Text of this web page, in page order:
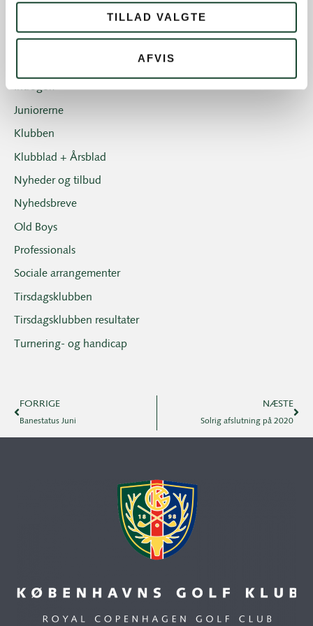
TILLAD VALGTE
AFVIS
Hus- og restauration
Introgolf
Juniorerne
Klubben
Klubblad + Årsblad
Nyheder og tilbud
Nyhedsbreve
Old Boys
Professionals
Sociale arrangementer
Tirsdagsklubben
Tirsdagsklubben resultater
Turnering- og handicap
FORRIGE
Banestatus Juni
NÆSTE
Solrig afslutning på 2020